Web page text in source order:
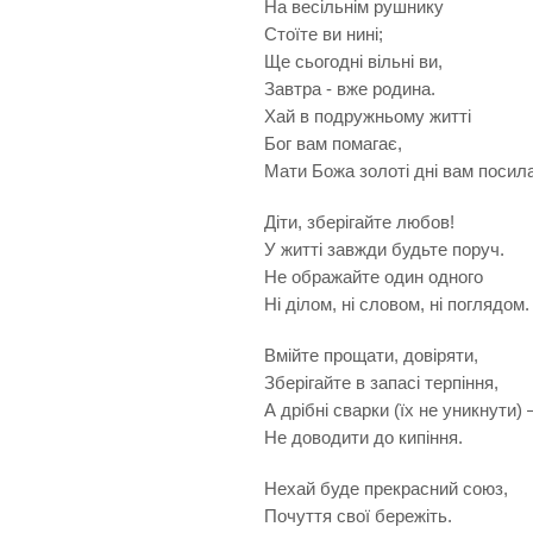
На весільнім рушнику
Стоїте ви нині;
Ще сьогодні вільні ви,
Завтра - вже родина.
Хай в подружньому житті
Бог вам помагає,
Мати Божа золоті дні вам
Діти, зберігайте любов!
У житті завжди будьте поруч.
Не ображайте один одного
Ні ділом, ні словом, ні поглядом.
Вмійте прощати, довіряти,
Зберігайте в запасі терпіння,
А дрібні сварки (їх не
Не доводити до кипіння.
Нехай буде прекрасний союз,
Почуття свої бережіть.